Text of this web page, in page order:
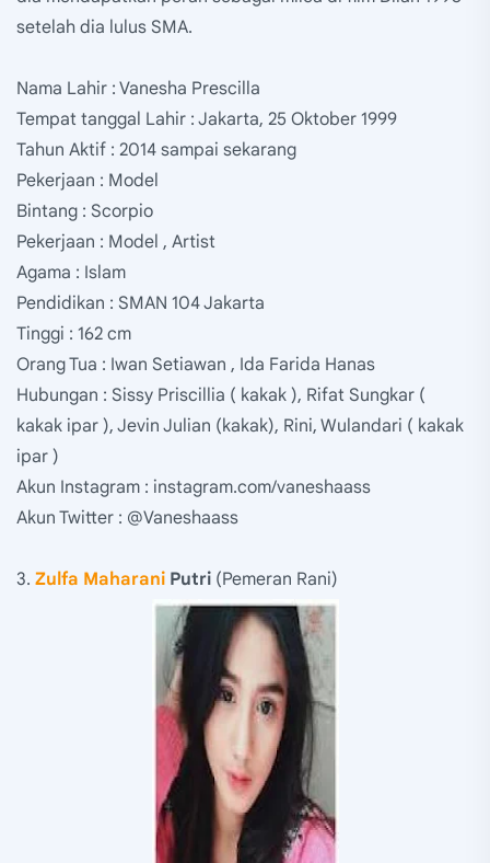
setelah dia lulus SMA.
Nama Lahir : Vanesha Prescilla
Tempat tanggal Lahir : Jakarta, 25 Oktober 1999
Tahun Aktif : 2014 sampai sekarang
Pekerjaan : Model
Bintang : Scorpio
Pekerjaan : Model , Artist
Agama : Islam
Pendidikan : SMAN 104 Jakarta
Tinggi : 162 cm
Orang Tua : Iwan Setiawan , Ida Farida Hanas
Hubungan : Sissy Priscillia ( kakak ), Rifat Sungkar (
kakak ipar ), Jevin Julian (kakak), Rini, Wulandari ( kakak
ipar )
Akun Instagram : instagram.com/vaneshaass
Akun Twitter : @Vaneshaass
3. Zulfa Maharani Putri (Pemeran Rani)